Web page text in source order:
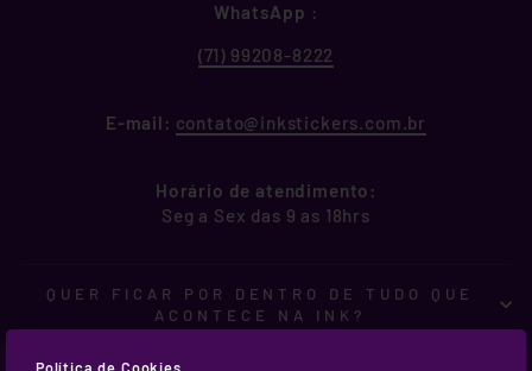
WhatsApp :
(71) 99208-8222
E-mail: contato@inkstickers.com.br
Horário de atendimento:
Seg a Sex das 9 as 18hrs
QUER FICAR POR DENTRO DE TUDO QUE
ACONTECE NA INK?